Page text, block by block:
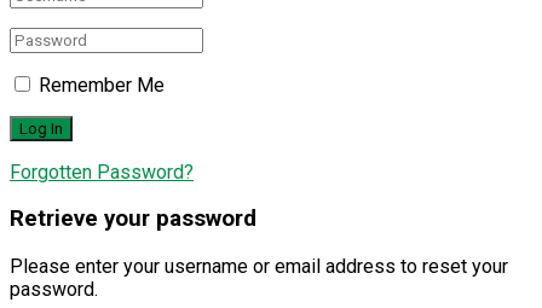
Remember Me
Forgotten Password?
Retrieve your password
Please enter your username or email address to reset your
password.